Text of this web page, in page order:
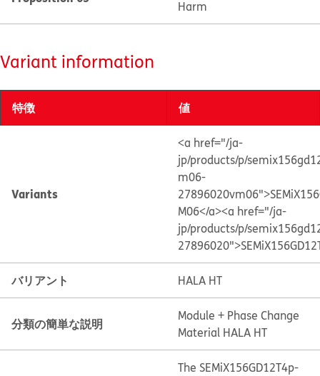
Harm
Variant information
特徴 値
Variants
<a href="/ja-
jp/products/p/
m06-
M06</a><a href="/ja-
jp/products/p/
バリアント HALA HT
分類の簡単な説明
Module + Phase Change
Material HALA HT
The SEMiX156GD12T4p-